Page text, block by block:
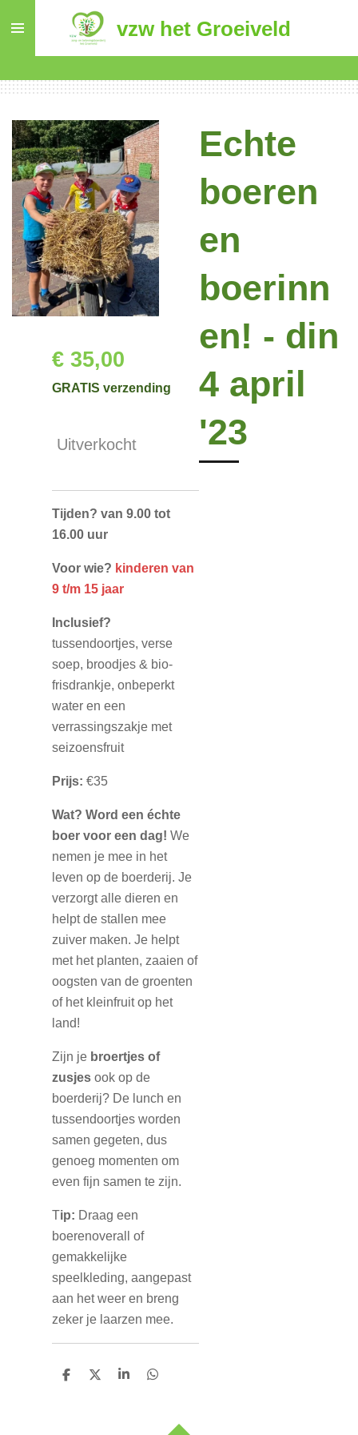
de
vzw het Groeiveld
Echte
boeren
en
boerinn
en! - din
4 april
'23
€ 35,00
GRATIS verzending
Uitverkocht
Tijden? van 9.00 tot
16.00 uur
Voor wie? kinderen van
9 t/m 15 jaar
Inclusief?
tussendoortjes, verse
soep, broodjes & bio-
frisdrankje, onbeperkt
water en een
verrassingszakje met
seizoensfruit
Prijs: €35
Wat? Word een échte
boer voor een dag! We
nemen je mee in het
leven op de boerderij. Je
verzorgt alle dieren en
helpt de stallen mee
zuiver maken. Je helpt
met het planten, zaaien of
oogsten van de groenten
of het kleinfruit op het
land!
Zijn je broertjes of
zusjes ook op de
boerderij? De lunch en
tussendoortjes worden
samen gegeten, dus
genoeg momenten om
even fijn samen te zijn.
Tip: Draag een
boerenoverall of
gemakkelijke
speelkleding, aangepast
aan het weer en breng
zeker je laarzen mee.
D
D
S
D